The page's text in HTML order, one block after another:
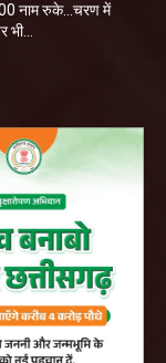
नाम रुके…चरण में